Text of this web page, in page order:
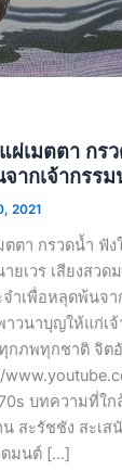
ผ่เมตตา กร
ากเจ้ากรรม
2021
ตา กรวดน้ำ ฟัง
ยเวร เสียงสวด
ำเพื่อหลุดพ้นจา
วนาบุญให้แก่เจ้
กภพทุกชาติ จิต
บทความที่ใก
น สะรัชชัง สะเ
ดมนต์ […]